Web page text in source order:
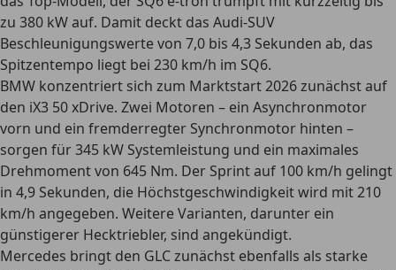
zu 380 kW auf. Damit deckt das Audi-SUV
Beschleunigungswerte von 7,0 bis 4,3 Sekunden ab, das
Spitzentempo liegt bei 230 km/h im SQ6.
BMW konzentriert sich zum Marktstart 2026 zunächst auf
den iX3 50 xDrive. Zwei Motoren – ein Asynchronmotor
vorn und ein fremderregter Synchronmotor hinten –
sorgen für 345 kW Systemleistung und ein maximales
Drehmoment von 645 Nm. Der Sprint auf 100 km/h gelingt
in 4,9 Sekunden, die Höchstgeschwindigkeit wird mit 210
km/h angegeben. Weitere Varianten, darunter ein
günstigerer Hecktriebler, sind angekündigt.
Mercedes bringt den GLC zunächst ebenfalls als starke